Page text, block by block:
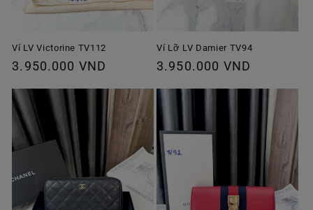
Ví LV Victorine TV112
Giá
thường
3.950.000 VND
Ví Lỡ LV Damier TV94
Giá
thường
3.950.000 VND